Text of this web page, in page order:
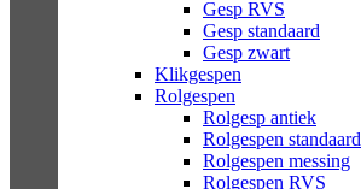
Gesp RVS
Gesp standaard
Gesp zwart
Klikgespen
Rolgespen
Rolgesp antiek
Rolgespen standaard
Rolgespen messing
Rolgespen RVS